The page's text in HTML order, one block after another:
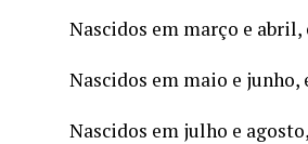
Nascidos em março e abril,
Nascidos em maio e junho,
Nascidos em julho e